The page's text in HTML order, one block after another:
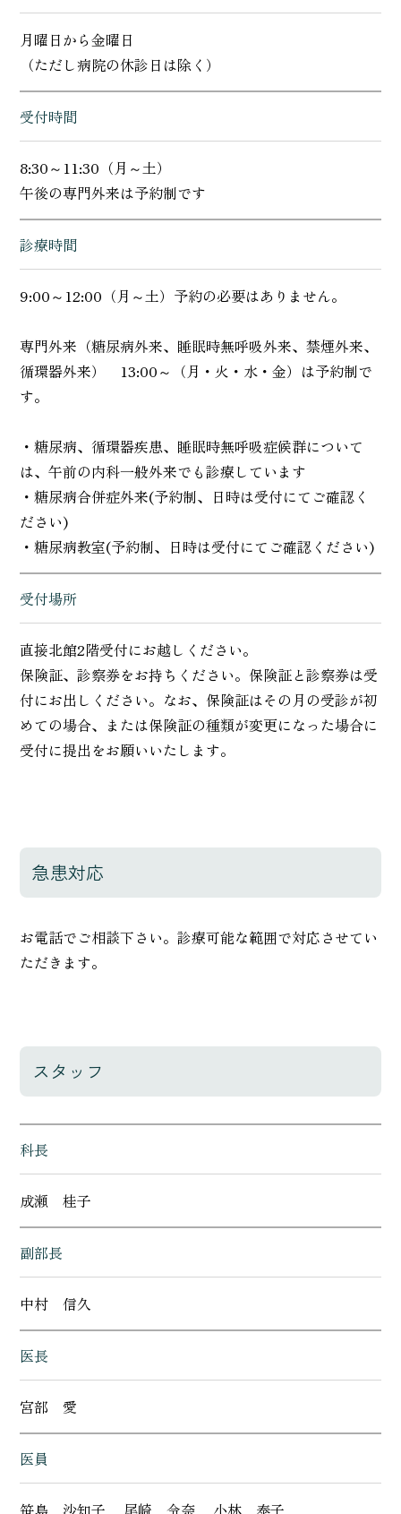
月曜日から金曜日
（ただし病院の休診日は除く）
受付時間
8:30～11:30（月～土）
午後の専門外来は予約制です
診療時間
9:00～12:00（月～土）予約の必要はありません。
専門外来（糖尿病外来、睡眠時無呼吸外来、禁煙外来、
循環器外来） 13:00～（月・火・水・金）は予約制で
す。
・糖尿病、循環器疾患、睡眠時無呼吸症候群について
は、午前の内科一般外来でも診療しています
・糖尿病合併症外来(予約制、日時は受付にてご確認く
ださい)
・糖尿病教室(予約制、日時は受付にてご確認ください)
受付場所
直接北館2階受付にお越しください。
保険証、診察券をお持ちください。保険証と診察券は受
付にお出しください。なお、保険証はその月の受診が初
めての場合、または保険証の種類が変更になった場合に
受付に提出をお願いいたします。
急患対応
お電話でご相談下さい。診療可能な範囲で対応させてい
ただきます。
スタッフ
科長
成瀬 桂子
副部長
中村 信久
医長
宮部 愛
医員
笹島 沙知子 尾崎 令奈 小林 泰子